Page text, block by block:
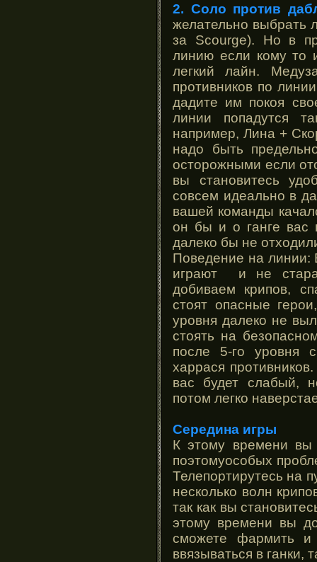
2. Соло против
желательно выбрать
за Scourge). Но в
линию если кому то
легкий лайн.
противников по
дадите им покоя
линии попадутся
например, Лина +
надо быть
осторожными если
вы становитесь
совсем идеально в
вашей команды
он бы и о ганге вас
далеко бы не
Поведение на линии:
играют и не
добиваем крипов,
стоят опасные
уровня далеко не
стоять на
после 5-го уровня
харрася
вас будет слабый,
потом легко
Середина игры
К этому времени вы
поэтомуособых
Телепортирутесь на
несколько волн
так как вы
этому времени вы
сможете фармить
ввязываться в ганки,